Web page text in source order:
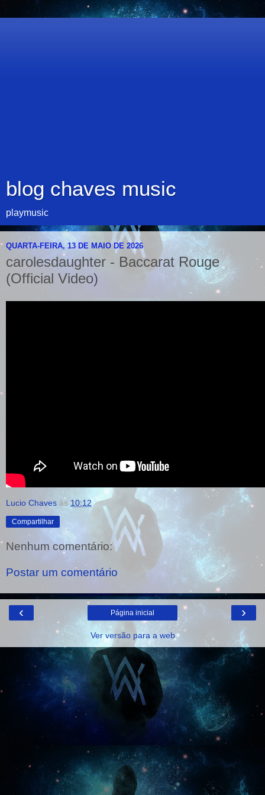
blog chaves music
playmusic
QUARTA-FEIRA, 13 DE MAIO DE 2026
carolesdaughter - Baccarat Rouge
(Official Video)
Lucio Chaves às 10:12
Compartilhar
Nenhum comentário:
Postar um comentário
‹ ›
Página inicial
Ver versão para a web